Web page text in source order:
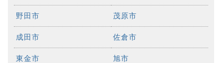
野田市 茂原市
成田市 佐倉市
東金市 旭市